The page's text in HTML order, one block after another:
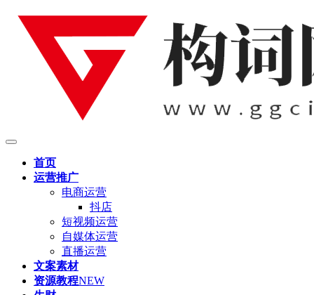
首页
运营推广
电商运营
抖店
短视频运营
自媒体运营
直播运营
文案素材
资源教程NEW